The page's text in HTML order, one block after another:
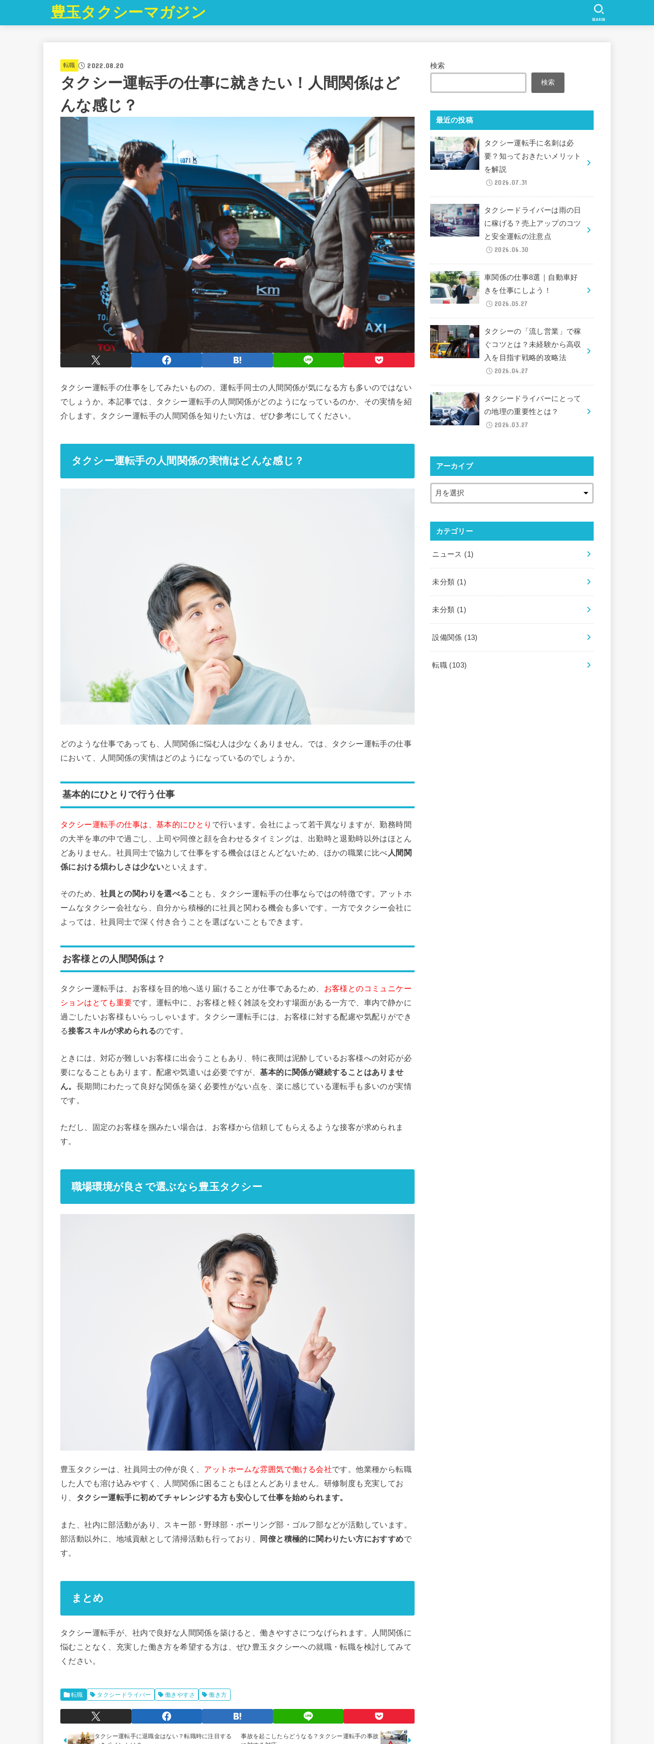
豊玉タクシーマガジン SEARCH
転職 2022.08.20
タクシー運転手の仕事に就きたい！人間関係はど
んな感じ？
タクシー運転手の仕事をしてみたいものの、運転手同士の人間関係が気になる方も多いのではない
でしょうか。本記事では、タクシー運転手の人間関係がどのようになっているのか、その実情を紹
介します。タクシー運転手の人間関係を知りたい方は、ぜひ参考にしてください。
タクシー運転手の人間関係の実情はどんな感じ？
どのような仕事であっても、人間関係に悩む人は少なくありません。では、タクシー運転手の仕事
において、人間関係の実情はどのようになっているのでしょうか。
基本的にひとりで行う仕事
タクシー運転手の仕事は、基本的にひとり で行います。会社によって若干異なりますが、勤務時間
の大半を車の中で過ごし、上司や同僚と顔を合わせるタイミングは、出勤時と退勤時以外はほとん
どありません。社員同士で協力して仕事をする機会はほとんどないため、ほかの職業に比べ 人間関
係における煩わしさは少ないといえます。
そのため、社員との関わりを選べる ことも、タクシー運転手の仕事ならではの特徴です。アットホ
ームなタクシー会社なら、自分から積極的に社員と関わる機会も多いです。一方でタクシー会社に
よっては、社員同士で深く付き合うことを選ばないこともできます。
お客様との人間関係は？
タクシー運転手は、お客様を目的地へ送り届けることが仕事であるため、 お客様とのコミュニケー
ションはとても重要です。運転中に、お客様と軽く雑談を交わす場面がある一方で、車内で静かに
過ごしたいお客様もいらっしゃいます。タクシー運転手には、お客様に対する配慮や気配りができ
る接客スキルが求められるのです。
ときには、対応が難しいお客様に出会うこともあり、特に夜間は泥酔しているお客様への対応が必
要になることもあります。配慮や気遣いは必要ですが、基本的に関係が継続することはありませ
ん。 長期間にわたって良好な関係を築く必要性がない点を、楽に感じている運転手も多いのが実情
です。
ただし、固定のお客様を掴みたい場合は、お客様から信頼してもらえるような接客が求められま
す。
職場環境が良さで選ぶなら豊玉タクシー
豊玉タクシーは、社員同士の仲が良く、 アットホームな雰囲気で働ける会社です。他業種から転職
した人でも溶け込みやすく、人間関係に困ることもほとんどありません。研修制度も充実してお
り、 タクシー運転手に初めてチャレンジする方も安心して仕事を始められます。
また、社内に部活動があり、スキー部・野球部・ボーリング部・ゴルフ部などが活動しています。
部活動以外に、地域貢献として清掃活動も行っており、
同僚と積極的に関わりたい方におすすめで
す。
まとめ
タクシー運転手が、社内で良好な人間関係を築けると、働きやすさにつなげられます。人間関係に
悩むことなく、充実した働き方を希望する方は、ぜひ豊玉タクシーへの就職・転職を検討してみて
ください。
転職 タクシードライバー 働きやすさ 働き方
タクシー運転手に退職金はない？転職時に注目する
事故を起こしたらどうなる？タクシー運転手の事故
検索
検索
最近の投稿
タクシー運転手に名刺は必
要？知っておきたいメリット
を解説
2026.07.31
タクシードライバーは雨の日
に稼げる？売上アップのコツ
と安全運転の注意点
2026.06.30
車関係の仕事8選｜自動車好
きを仕事にしよう！
2026.05.27
タクシーの「流し営業」で稼
ぐコツとは？未経験から高収
入を目指す戦略的攻略法
2026.04.27
タクシードライバーにとって
の地理の重要性とは？
2026.03.27
アーカイブ
カテゴリー
ニュース (1)
未分類 (1)
未分類 (1)
設備関係 (13)
転職 (103)